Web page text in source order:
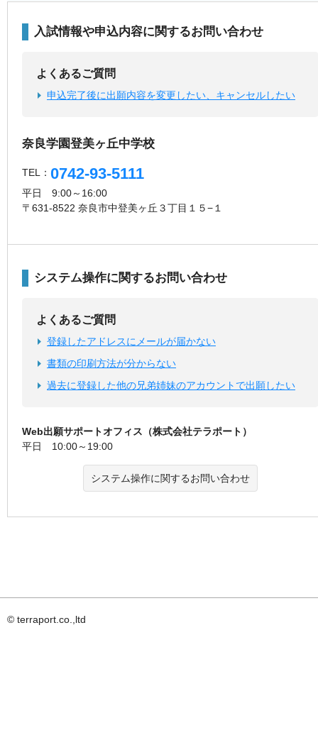
入試情報や申込内容に関するお問い合わせ
よくあるご質問
申込完了後に出願内容を変更したい、キャンセルしたい
奈良学園登美ヶ丘中学校
TEL： 0742-93-5111
平日 9:00～16:00
〒631-8522 奈良市中登美ヶ丘３丁目１５−１
システム操作に関するお問い合わせ
よくあるご質問
登録したアドレスにメールが届かない
書類の印刷方法が分からない
過去に登録した他の兄弟姉妹のアカウントで出願したい
Web出願サポートオフィス（株式会社テラポート）
平日 10:00～19:00
システム操作に関するお問い合わせ
© terraport.co.,ltd